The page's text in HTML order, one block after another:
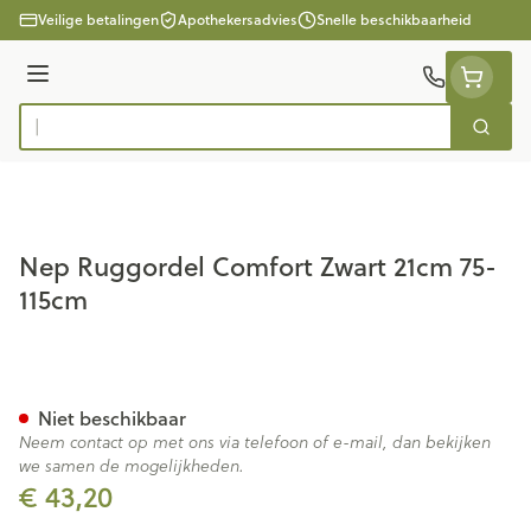
Ga naar de inhoud
Veilige betalingen Apothekersadvies Snelle beschikbaarheid
Menu
Product, merk, categorie...
Zoek
Nep Ruggordel Comfort Zwart 21cm 75-
115cm
€ 43,20
Niet beschikbaar
Neem contact op met ons via telefoon of e-mail, dan bekijken
we samen de mogelijkheden.